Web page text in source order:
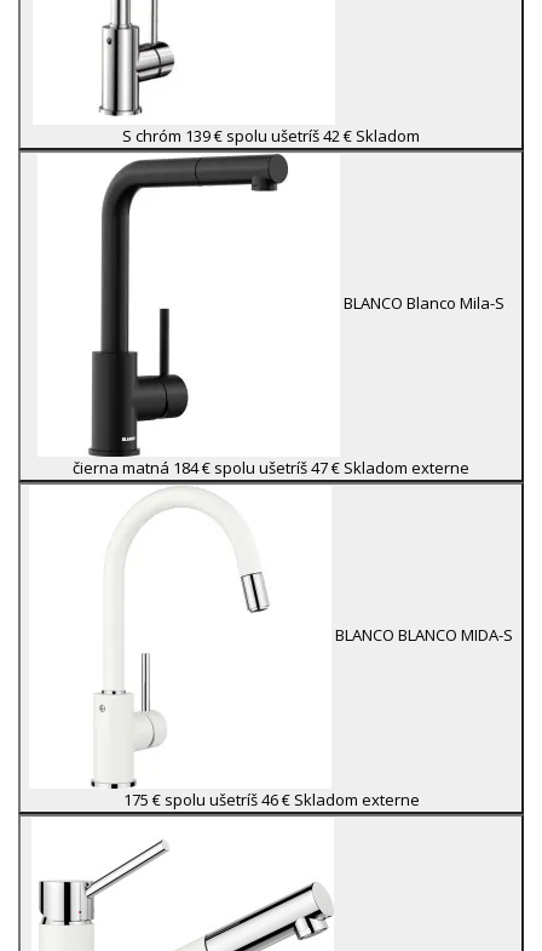
S chróm 139 € spolu ušetríš 42 € Skladom
BLANCO Blanco Mila-S
čierna matná 184 € spolu ušetríš 47 € Skladom externe
BLANCO BLANCO MIDA-S
175 € spolu ušetríš 46 € Skladom externe